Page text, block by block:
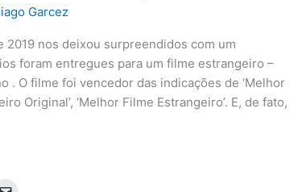
Garcez
2019 nos deixou surpreendidos com um
foram entregues para um filme estrangeiro –
. O filme foi vencedor das indicações de ‘Melhor
Original’, ‘Melhor Filme Estrangeiro’. E, de fato,